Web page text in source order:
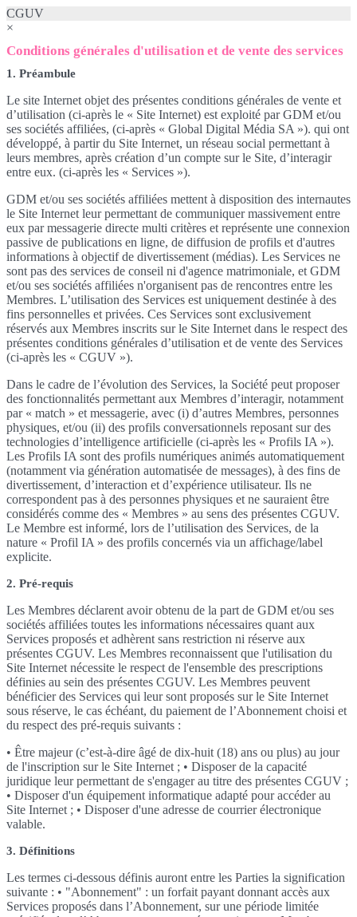
CGUV
×
Conditions générales d'utilisation et de vente des services
1. Préambule
Le site Internet objet des présentes conditions générales de vente et
d’utilisation (ci-après le « Site Internet) est exploité par GDM et/ou
ses sociétés affiliées, (ci-après « Global Digital Média SA »). qui ont
développé, à partir du Site Internet, un réseau social permettant à
leurs membres, après création d’un compte sur le Site, d’interagir
entre eux. (ci-après les « Services »).
GDM et/ou ses sociétés affiliées mettent à disposition des internautes
le Site Internet leur permettant de communiquer massivement entre
eux par messagerie directe multi critères et représente une connexion
passive de publications en ligne, de diffusion de profils et d'autres
informations à objectif de divertissement (médias). Les Services ne
sont pas des services de conseil ni d'agence matrimoniale, et GDM
et/ou ses sociétés affiliées n'organisent pas de rencontres entre les
Membres. L’utilisation des Services est uniquement destinée à des
fins personnelles et privées. Ces Services sont exclusivement
réservés aux Membres inscrits sur le Site Internet dans le respect des
présentes conditions générales d’utilisation et de vente des Services
(ci-après les « CGUV »).
Dans le cadre de l’évolution des Services, la Société peut proposer
des fonctionnalités permettant aux Membres d’interagir, notamment
par « match » et messagerie, avec (i) d’autres Membres, personnes
physiques, et/ou (ii) des profils conversationnels reposant sur des
technologies d’intelligence artificielle (ci-après les « Profils IA »).
Les Profils IA sont des profils numériques animés automatiquement
(notamment via génération automatisée de messages), à des fins de
divertissement, d’interaction et d’expérience utilisateur. Ils ne
correspondent pas à des personnes physiques et ne sauraient être
considérés comme des « Membres » au sens des présentes CGUV.
Le Membre est informé, lors de l’utilisation des Services, de la
nature « Profil IA » des profils concernés via un affichage/label
explicite.
2. Pré-requis
Les Membres déclarent avoir obtenu de la part de GDM et/ou ses
sociétés affiliées toutes les informations nécessaires quant aux
Services proposés et adhèrent sans restriction ni réserve aux
présentes CGUV. Les Membres reconnaissent que l'utilisation du
Site Internet nécessite le respect de l'ensemble des prescriptions
définies au sein des présentes CGUV. Les Membres peuvent
bénéficier des Services qui leur sont proposés sur le Site Internet
sous réserve, le cas échéant, du paiement de l’Abonnement choisi et
du respect des pré-requis suivants :
• Être majeur (c’est-à-dire âgé de dix-huit (18) ans ou plus) au jour
de l'inscription sur le Site Internet ; • Disposer de la capacité
juridique leur permettant de s'engager au titre des présentes CGUV ;
• Disposer d'un équipement informatique adapté pour accéder au
Site Internet ; • Disposer d'une adresse de courrier électronique
valable.
3. Définitions
Les termes ci-dessous définis auront entre les Parties la signification
suivante : • "Abonnement" : un forfait payant donnant accès aux
Services proposés dans l’Abonnement, sur une période limitée